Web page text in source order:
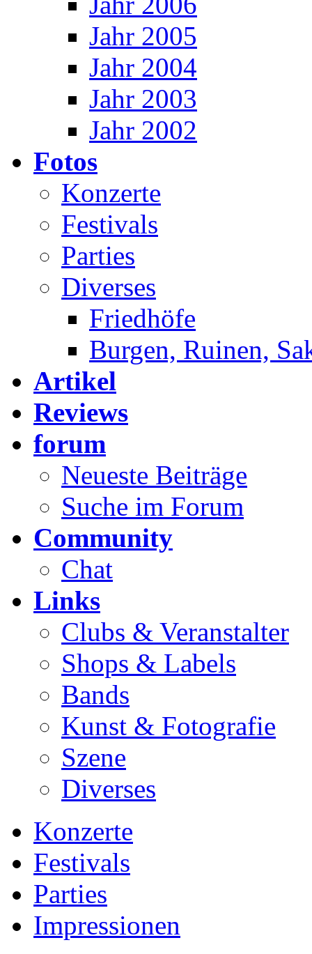
Jahr 2005
Jahr 2004
Jahr 2003
Jahr 2002
Fotos
Konzerte
Festivals
Parties
Diverses
Friedhöfe
Burgen, Ruinen,
Artikel
Reviews
forum
Neueste Beiträge
Suche im Forum
Community
Chat
Links
Clubs & Veranstalter
Shops & Labels
Bands
Kunst & Fotografie
Szene
Diverses
Konzerte
Festivals
Parties
Impressionen